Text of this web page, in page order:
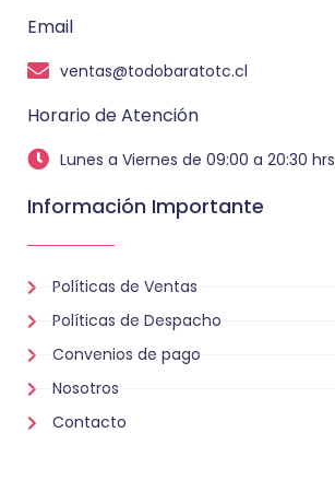
Email
ventas@todobaratotc.cl
Horario de Atención
Lunes a Viernes de 09:00 a 20:30 hrs
Información Importante
Políticas de Ventas
Políticas de Despacho
Convenios de pago
Nosotros
Contacto